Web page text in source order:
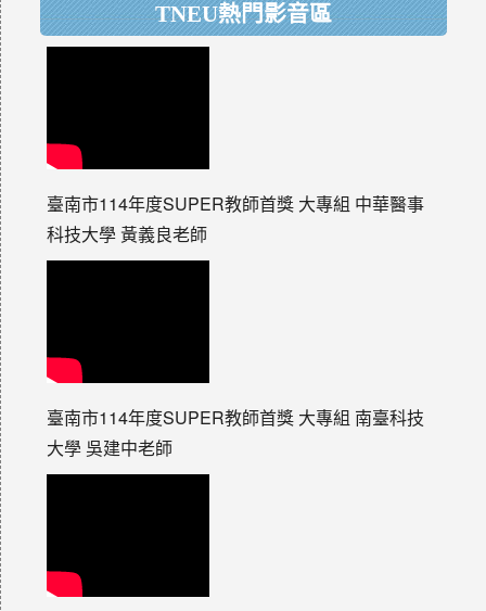
TNEU熱門影音區
臺南市114年度SUPER教師首獎 大專組 中華醫事
科技大學 黃義良老師
臺南市114年度SUPER教師首獎 大專組 南臺科技
大學 吳建中老師